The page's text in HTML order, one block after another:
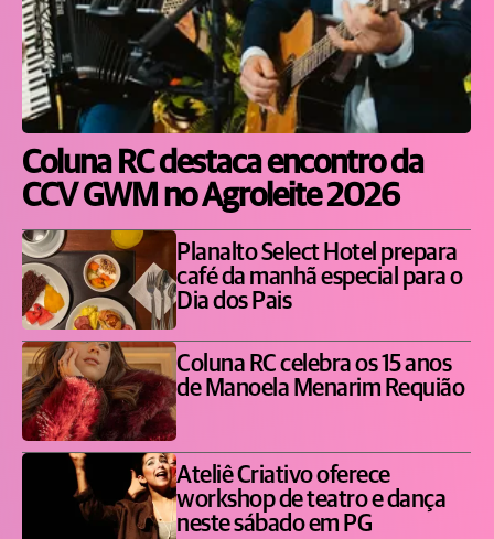
Coluna RC destaca encontro da
CCV GWM no Agroleite 2026
Planalto Select Hotel prepara
café da manhã especial para o
Dia dos Pais
Coluna RC celebra os 15 anos
de Manoela Menarim Requião
Ateliê Criativo oferece
workshop de teatro e dança
neste sábado em PG